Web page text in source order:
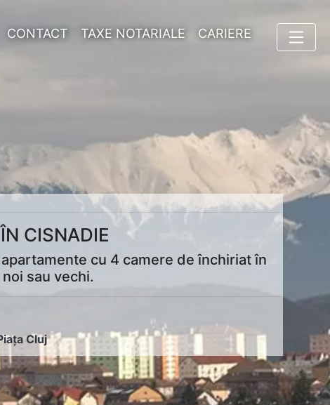
CONTACT TAXE NOTARIALE CARIERE
CISNADIE
cu 4 camere de închiriat în
sau vechi.
Cluj